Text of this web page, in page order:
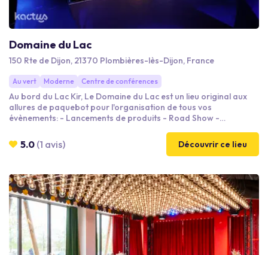
Domaine du Lac
150 Rte de Dijon, 21370 Plombières-lès-Dijon, France
Au vert Moderne Centre de conférences
Au bord du Lac Kir, Le Domaine du Lac est un lieu original aux
allures de paquebot pour l'organisation de tous vos
évènements: - Lancements de produits - Road Show -
Profitez d'un cadre lumineux avec vue imprenable sur le lac
5.0 (1 avis) Découvrir ce lieu